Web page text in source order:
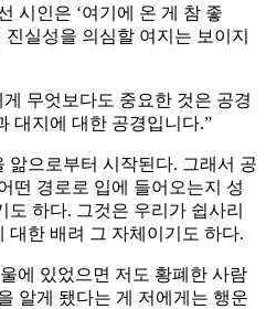
시인은 ‘여기에 온 게 참 좋
실성을 의심할 여지는 보이지
무엇보다도 중요한 것은 공경
대지에 대한 공경입니다.”
앎으로부터 시작된다. 그래서 공
떤 경로로 입에 들어오는지 성
하다. 그것은 우리가 쉽사리
대한 배려 그 자체이기도 하다.
에 있었으면 저도 황폐한 사람
알게 됐다는 게 저에게는 행운